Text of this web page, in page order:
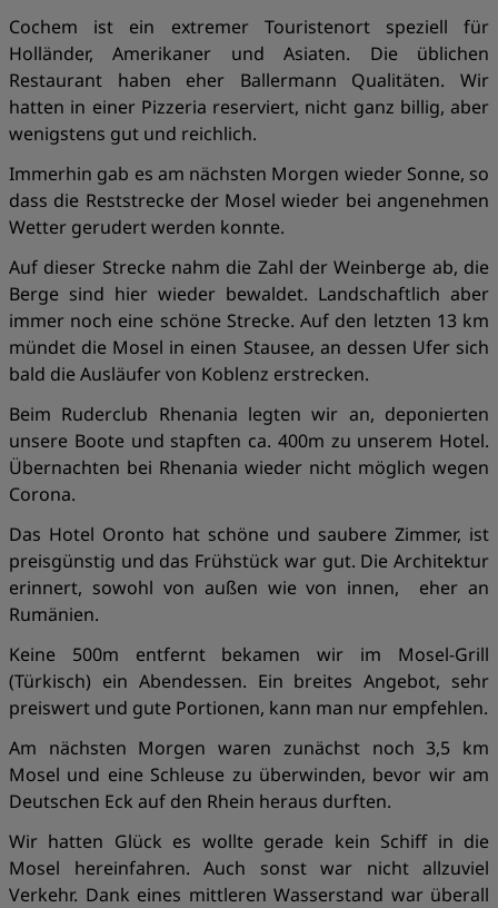
Cochem ist ein extremer Touristenort speziell für
Holländer, Amerikaner und Asiaten. Die üblichen
Restaurant haben eher Ballermann Qualitäten. Wir
hatten in einer Pizzeria reserviert, nicht ganz billig, aber
wenigstens gut und reichlich.
Immerhin gab es am nächsten Morgen wieder Sonne, so
dass die Reststrecke der Mosel wieder bei angenehmen
Wetter gerudert werden konnte.
Auf dieser Strecke nahm die Zahl der Weinberge ab, die
Berge sind hier wieder bewaldet. Landschaftlich aber
immer noch eine schöne Strecke. Auf den letzten 13 km
mündet die Mosel in einen Stausee, an dessen Ufer sich
bald die Ausläufer von Koblenz erstrecken.
Beim Ruderclub Rhenania legten wir an, deponierten
unsere Boote und stapften ca. 400m zu unserem Hotel.
Übernachten bei Rhenania wieder nicht möglich wegen
Corona.
Das Hotel Oronto hat schöne und saubere Zimmer, ist
preisgünstig und das Frühstück war gut. Die Architektur
erinnert, sowohl von außen wie von innen, eher an
Rumänien.
Keine 500m entfernt bekamen wir im Mosel-Grill
(Türkisch) ein Abendessen. Ein breites Angebot, sehr
preiswert und gute Portionen, kann man nur empfehlen.
Am nächsten Morgen waren zunächst noch 3,5 km
Mosel und eine Schleuse zu überwinden, bevor wir am
Deutschen Eck auf den Rhein heraus durften.
Wir hatten Glück es wollte gerade kein Schiff in die
Mosel hereinfahren. Auch sonst war nicht allzuviel
Verkehr. Dank eines mittleren Wasserstand war überall